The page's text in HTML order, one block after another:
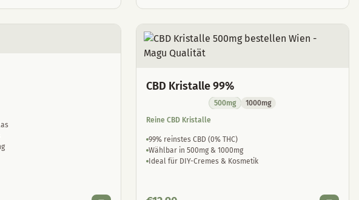
CBD Kristalle 99%
500mg
1000mg
Reine CBD Kristalle
99% reinstes CBD (0% THC)
Wählbar in 500mg & 1000mg
Ideal für DIY-Cremes & Kosmetik